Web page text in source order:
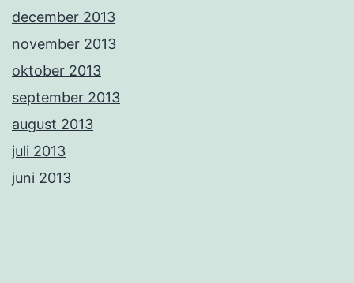
december 2013
november 2013
oktober 2013
september 2013
august 2013
juli 2013
juni 2013